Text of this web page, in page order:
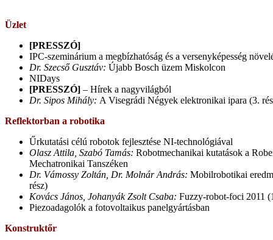
Üzlet
[PRESSZÓ]
IPC-szeminárium a megbízhatóság és a versenyképesség
Dr. Szecső Gusztáv: Újabb Bosch üzem Miskolcon
NIDays
[PRESSZÓ] – Hírek a nagyvilágból
Dr. Sipos Mihály: A Visegrádi Négyek elektronikai ipara (3.
Reflektorban a robotika
Űrkutatási célú robotok fejlesztése NI-technológiával
Olasz Attila, Szabó Tamás: Robotmechanikai kutatások a
Mechatronikai Tanszéken
Dr. Vámossy Zoltán, Dr. Molnár András: Mobilrobotikai
rész)
Kovács János, Johanyák Zsolt Csaba: Fuzzy-robot-foci 2011
Piezoadagolók a fotovoltaikus panelgyártásban
Konstruktőr